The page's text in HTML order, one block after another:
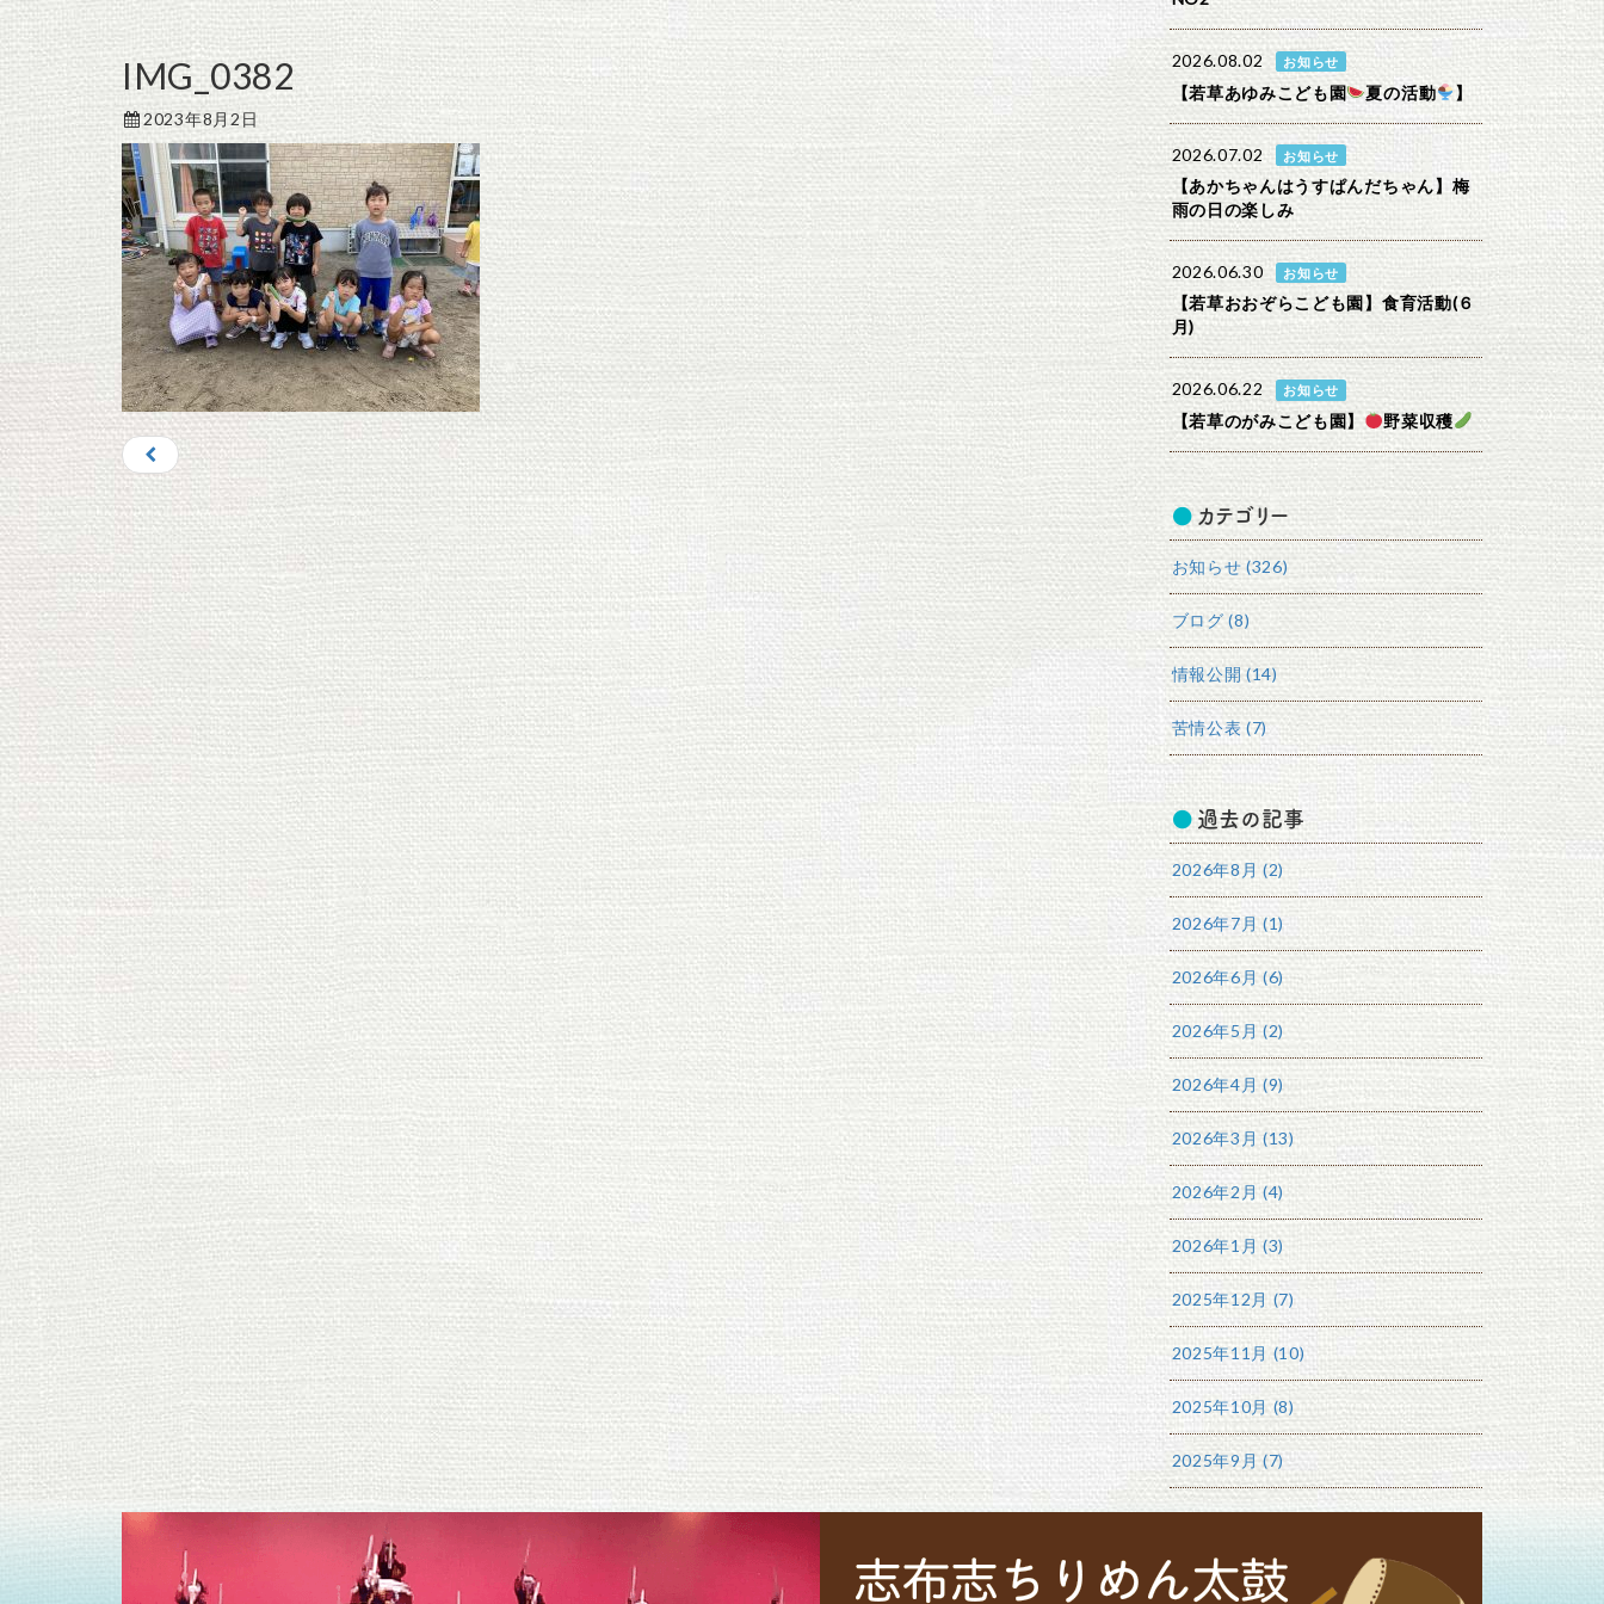
IMG_0382
2023年8月2日
2026.08.02 お知らせ
【若草あゆみこども園 夏の活動 】
2026.07.02 お知らせ
【あかちゃんはうすぱんだちゃん】梅
雨の日の楽しみ
2026.06.30 お知らせ
【若草おおぞらこども園】食育活動(６
月)
2026.06.22 お知らせ
【若草のがみこども園】 野菜収穫
カテゴリー
お知らせ (326)
ブログ (8)
情報公開 (14)
苦情公表 (7)
過去の記事
2026年8月 (2)
2026年7月 (1)
2026年6月 (6)
2026年5月 (2)
2026年4月 (9)
2026年3月 (13)
2026年2月 (4)
2026年1月 (3)
2025年12月 (7)
2025年11月 (10)
2025年10月 (8)
2025年9月 (7)